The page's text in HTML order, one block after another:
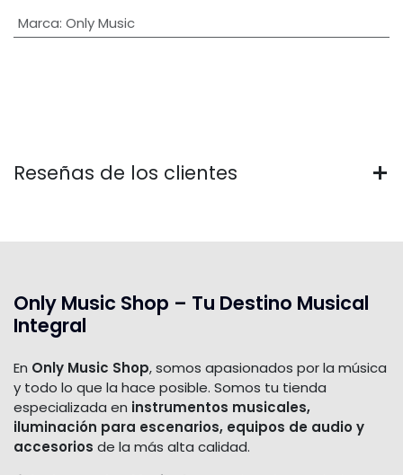
Marca: Only Music
Reseñas de los clientes
Only Music Shop – Tu Destino Musical
Integral
En Only Music Shop, somos apasionados por la música
y todo lo que la hace posible. Somos tu tienda
especializada en instrumentos musicales,
iluminación para escenarios, equipos de audio y
accesorios de la más alta calidad.